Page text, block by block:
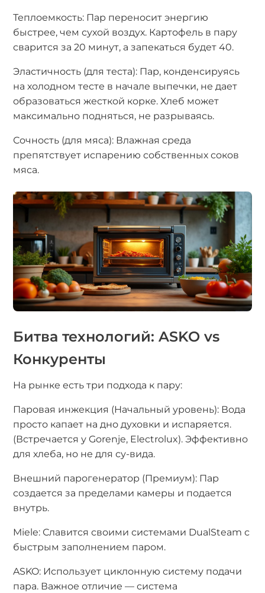
Теплоемкость: Пар переносит энергию
быстрее, чем сухой воздух. Картофель в пару
сварится за 20 минут, а запекаться будет 40.
Эластичность (для теста): Пар, конденсируясь
на холодном тесте в начале выпечки, не дает
образоваться жесткой корке. Хлеб может
максимально подняться, не разрываясь.
Сочность (для мяса): Влажная среда
препятствует испарению собственных соков
мяса.
Битва технологий: ASKO vs
Конкуренты
На рынке есть три подхода к пару:
Паровая инжекция (Начальный уровень): Вода
просто капает на дно духовки и испаряется.
(Встречается у Gorenje, Electrolux). Эффективно
для хлеба, но не для су-вида.
Внешний парогенератор (Премиум): Пар
создается за пределами камеры и подается
внутрь.
Miele: Славится своими системами DualSteam с
быстрым заполнением паром.
ASKO: Использует циклонную систему подачи
пара. Важное отличие — система